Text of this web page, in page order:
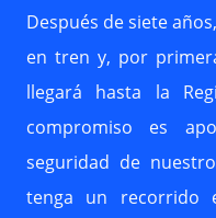
Después de siete
en tren y, por
llegará hasta la
compromiso es
seguridad de
tenga un recorrido